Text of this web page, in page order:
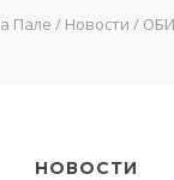
Пале / Новости /
НОВОСТИ